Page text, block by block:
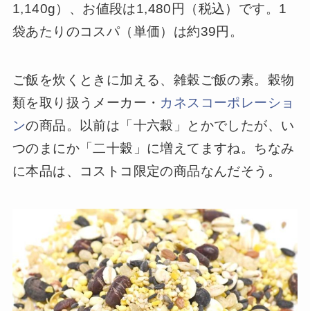
1,140g）、お値段は1,480円（税込）です。1
袋あたりのコスパ（単価）は約39円。
ご飯を炊くときに加える、雑穀ご飯の素。穀物
類を取り扱うメーカー・ カネスコーポレーショ
ンの商品。以前は「十六穀」とかでしたが、い
つのまにか「二十穀」に増えてますね。ちなみ
に本品は、コストコ限定の商品なんだそう。